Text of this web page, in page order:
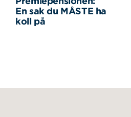
En sak du MÅSTE ha
koll på